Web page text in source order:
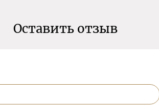
Оставить отзыв